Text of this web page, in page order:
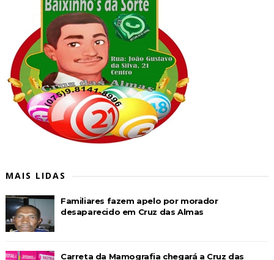
MAIS LIDAS
Familiares fazem apelo por morador
desaparecido em Cruz das Almas
Carreta da Mamografia chegará a Cruz das